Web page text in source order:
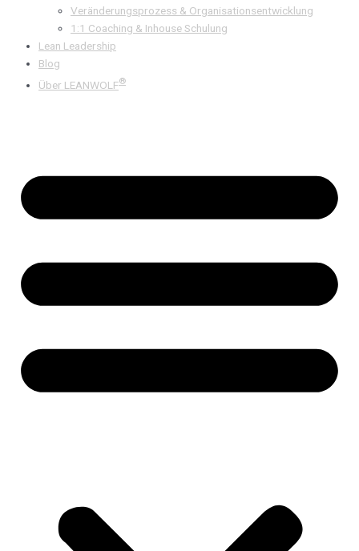
Veränderungsprozess & Organisationsentwicklung
1:1 Coaching & Inhouse Schulung
Lean Leadership
Blog
Über LEANWOLF®